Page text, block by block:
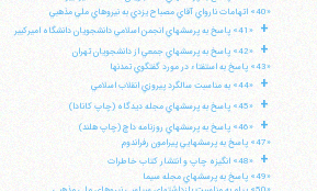
«40» اتهامات نارواي آقاي مصباح يزدي به نيروهاي ملي مذهبي
+ «41» پاسخ به پرسشهاي انجمن اسلامي دانشجويان دانشگاه اميركبير
+
«42» پاسخ به پرسشهاي جمعي از دانشجويان تهران
«43» پاسخ به استفتاء در مورد گفتگوي تمدنها
+ «44» به مناسبت سالگرد پيروزي انقلاب اسلامي
+ «45» پاسخ به پرسشهاي مجله ديدگاه (چاپ كانادا)
+
«46» پاسخ به پرسشهاي روزنامه داچ (چاپ هلند)
«47» پاسخ به پرسشهايي پيرامون رفراندوم
+
«48» انگيزه چاپ و انتشار كتاب خاطرات
«49» پاسخ به پرسشهاي مجله سيما